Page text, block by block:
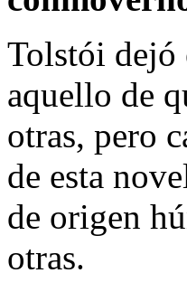
Tolstói dejó
aquello de
otras, pero
de esta
de origen
otras.